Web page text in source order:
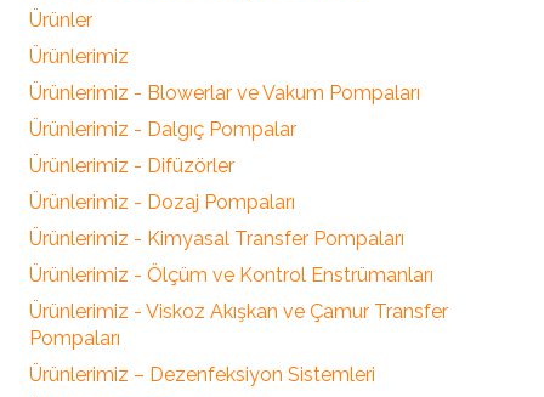
Ürünler
Ürünlerimiz
Ürünlerimiz - Blowerlar ve Vakum Pompaları
Ürünlerimiz - Dalgıç Pompalar
Ürünlerimiz - Difüzörler
Ürünlerimiz - Dozaj Pompaları
Ürünlerimiz - Kimyasal Transfer Pompaları
Ürünlerimiz - Ölçüm ve Kontrol Enstrümanları
Ürünlerimiz - Viskoz Akışkan ve Çamur Transfer
Pompaları
Ürünlerimiz – Dezenfeksiyon Sistemleri